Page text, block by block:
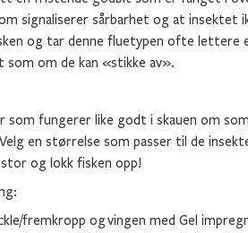
signaliserer sårbarhet og at insektet
og tar denne fluetypen ofte lettere
om de kan «stikke av».
som fungerer like godt i skauen om
en størrelse som passer til de
og lokk fisken opp!
fremkropp og vingen med Gel